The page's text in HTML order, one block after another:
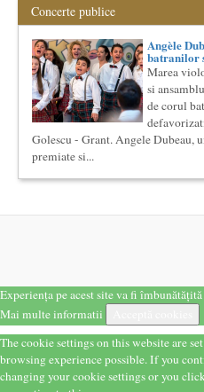
Cursul de Cinematografie
si marii realizatori (anul II)
Societatea Muzicala organizeaza
cinematografica. Este un curs
ac...
Masterclass vocal cu Lucas
Lucas Meachem, marele bariton
concertul de la Atheneul Roman
aprilie,...
Cursul de Filosofie a vietii
Societatea Muzicala organizeaza
Ziua Internationala a
Editia I
Ziua Internationala a Subtitrarii -
Bucuresti, Sala James Joyce [sala
Precizari legate de formatul
Cultura universala
Concerte publice
Angèle
batranilor
Marea
si
de corul
Golescu - Grant. Angele Dubeau,
premiate si...
Experiența pe acest site va fi
Mai multe informatii
The cookie settings on this website are
browsing experience possible. If you
changing your cookie settings or you